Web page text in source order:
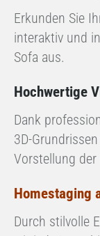
Erkunden Sie
interaktiv und
Sofa aus.
Hochwertige
Dank
3D-
Vorstellung
Homestaging
Durch stilvolle